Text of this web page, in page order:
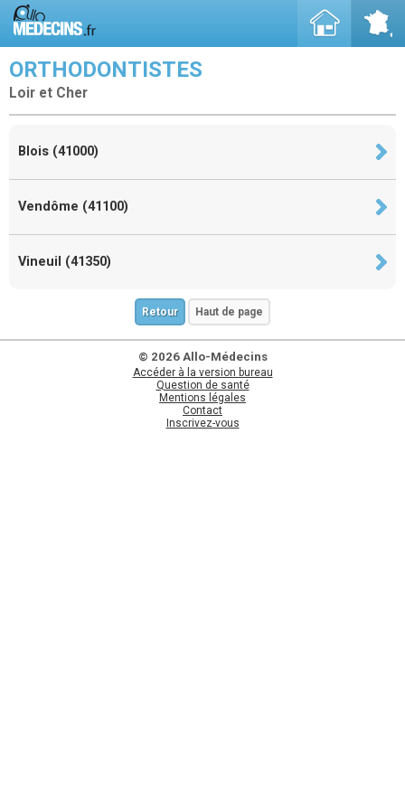
ORTHODONTISTES
Loir et Cher
Blois (41000)
Vendôme (41100)
Vineuil (41350)
Retour Haut de page
© 2026 Allo-Médecins
Accéder à la version bureau
Question de santé
Mentions légales
Contact
Inscrivez-vous